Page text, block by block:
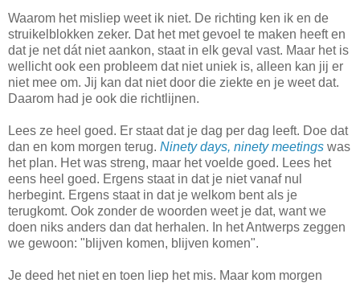
Waarom het misliep weet ik niet. De richting ken ik en de
struikelblokken zeker. Dat het met gevoel te maken heeft en
dat je net dát niet aankon, staat in elk geval vast. Maar het is
wellicht ook een probleem dat niet uniek is, alleen kan jij er
niet mee om. Jij kan dat niet door die ziekte en je weet dat.
Daarom had je ook die richtlijnen.
Lees ze heel goed. Er staat dat je dag per dag leeft. Doe dat
dan en kom morgen terug. Ninety days, ninety meetings was
het plan. Het was streng, maar het voelde goed. Lees het
eens heel goed. Ergens staat in dat je niet vanaf nul
herbegint. Ergens staat in dat je welkom bent als je
terugkomt. Ook zonder de woorden weet je dat, want we
doen niks anders dan dat herhalen. In het Antwerps zeggen
we gewoon: "blijven komen, blijven komen".
Je deed het niet en toen liep het mis. Maar kom morgen